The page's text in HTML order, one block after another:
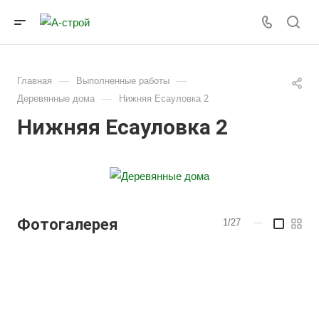
Главная — Выполненные работы —
Деревянные дома — Нижняя Есауловка 2
Нижняя Есауловка 2
Фотогалерея 1/27 —